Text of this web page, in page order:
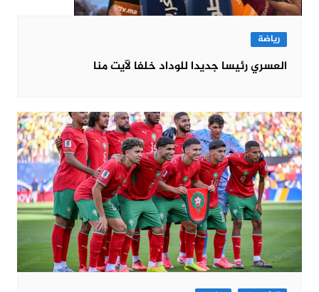
رياضة
العسري رئيسا جديدا للوداد خلفا لآيت منا